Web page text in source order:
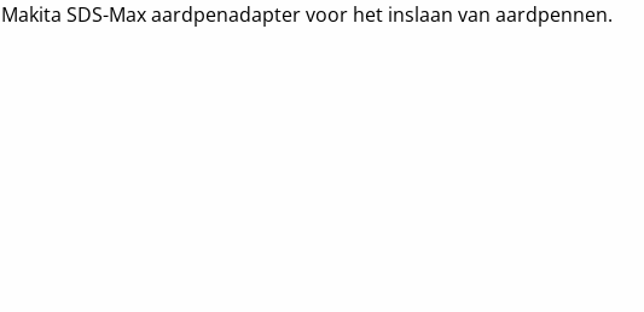
Makita SDS-Max aardpenadapter voor het inslaan van aardpennen.